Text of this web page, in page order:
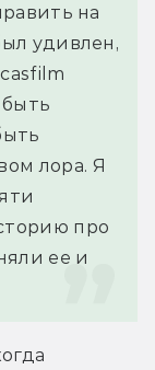
на
удивлен,
лора. Я
про
ее и